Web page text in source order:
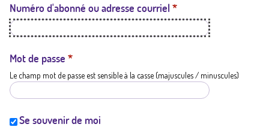
t
a
t
i
Numéro d'abonné ou adresse courriel *
Mot de passe *
Le champ mot de passe est sensible à la casse (majuscules / minuscules)
Se souvenir de moi